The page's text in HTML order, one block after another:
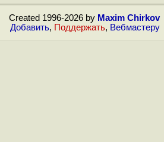
Created 1996-2026 by Maxim Chirkov
Добавить, Поддержать, Вебмастеру